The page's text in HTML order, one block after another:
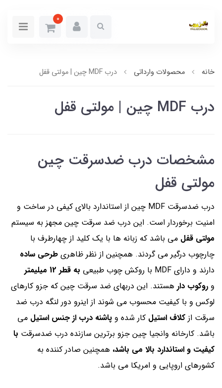
0
خانه محصولات وارداتی درب MDF چین | مولتی قفل
درب MDF چین | مولتی قفل
مشخصات درب ضدسرقت چین
مولتی قفل
درب ضدسرقت MDF چین از استاندارد بالای کیفی در ساخت و
امنیت برخوردار است. این درب ضد سرقت چین مجهز به سیستم
مولتی قفل می باشد که زبانه ها با یک کلید از چهارطرف با
چارچوب درگیر می گردند. همچنین از نظر ظاهری طرحی ساده
دارند و دارای MDF با روکش چوب طبیعی
به قطر 12 میلیمتر
و روکوب دار هستند. این دربهای ضد سرقت چین که جزو کارهای
لوکس و با کیفیت محسوب می شوند از اینرو دور لنگه درب ضد
سرقت از کلاف استیل کار شده و پاشنه درب از جنس استیل می
باشد. کارخانه وانجیا چین جزو برترین سازنده درب ضدسرقت با
کیفیت و استاندارد بالا می باشد، همچنین صادر کننده به
کشورهای اروپایی و امریکا می باشد.